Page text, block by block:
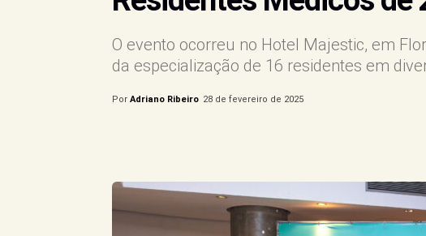
O evento ocorreu no Hotel Majestic, em
da especialização de 16 residentes em
Por Adriano Ribeiro 28 de fevereiro de 2025